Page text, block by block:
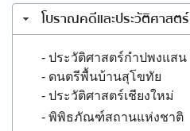
โบราณคดีและประวัติศาสตร์
- ประวัติศาสตร์กำปพงแสน
- ดนตรีพื้นบ้านสุโขทัย
- ประวัติศาสตร์เชียงใหม่
- พิพิธภัณฑ์สถานแห่งชาติ